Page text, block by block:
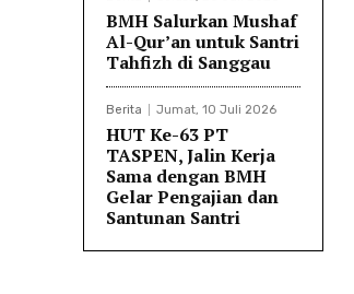
BMH Salurkan Mushaf
Al-Qur’an untuk Santri
Tahfizh di Sanggau
Berita Jumat, 10 Juli 2026
HUT Ke-63 PT
TASPEN, Jalin Kerja
Sama dengan BMH
Gelar Pengajian dan
Santunan Santri